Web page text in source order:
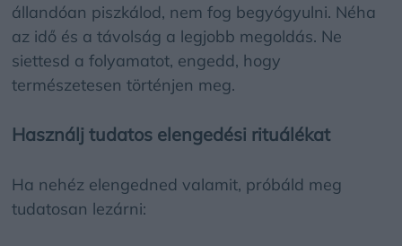
állandóan piszkálod, nem fog begyógyulni. Néha
az idő és a távolság a legjobb megoldás. Ne
siettesd a folyamatot, engedd, hogy
természetesen történjen meg.
Használj tudatos elengedési rituálékat
Ha nehéz elengedned valamit, próbáld meg
tudatosan lezárni: